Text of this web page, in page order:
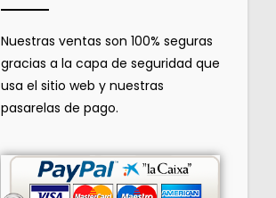
Nuestras ventas son 100% seguras
gracias a la capa de seguridad que
usa el sitio web y nuestras
pasarelas de pago.